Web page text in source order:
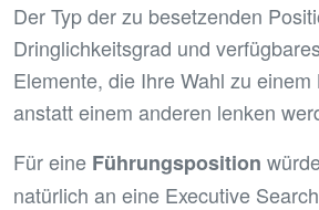
Der Typ der zu besetzenden
Dringlichkeitsgrad und
Elemente, die Ihre Wahl zu
anstatt einem anderen lenken
Für eine Führungsposition
natürlich an eine Executive